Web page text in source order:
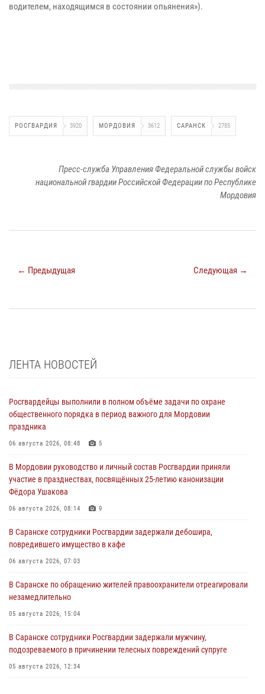
водителем, находящимся в состоянии опьянения»).
РОСГВАРДИЯ 3920 МОРДОВИЯ 3612 САРАНСК 2785
Пресс-служба Управления Федеральной службы войск
национальной гвардии Российской Федерации по Республике
Мордовия
← Предыдущая Следующая →
ЛЕНТА НОВОСТЕЙ
Росгвардейцы выполнили в полном объёме задачи по охране
общественного порядка в период важного для Мордовии
праздника
06 августа 2026, 08:48 5
В Мордовии руководство и личный состав Росгвардии приняли
участие в празднествах, посвящённых 25-летию канонизации
Фёдора Ушакова
06 августа 2026, 08:14 9
В Саранске сотрудники Росгвардии задержали дебошира,
повредившего имущество в кафе
06 августа 2026, 07:03
В Саранске по обращению жителей правоохранители отреагировали
незамедлительно
05 августа 2026, 15:04
В Саранске сотрудники Росгвардии задержали мужчину,
подозреваемого в причинении телесных повреждений супруге
05 августа 2026, 12:34